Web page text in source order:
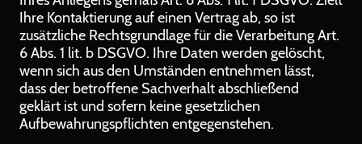
Ihre Kontaktierung auf einen Vertrag ab, so ist
zusätzliche Rechtsgrundlage für die Verarbeitung Art.
6 Abs. 1 lit. b DSGVO. Ihre Daten werden gelöscht,
wenn sich aus den Umständen entnehmen lässt,
dass der betroffene Sachverhalt abschließend
geklärt ist und sofern keine gesetzlichen
Aufbewahrungspflichten entgegenstehen.